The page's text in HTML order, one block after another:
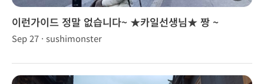
이런가이드 정말 없습니다~ ★카일선생님★ 짱 ~
Sep 27 · sushimonster